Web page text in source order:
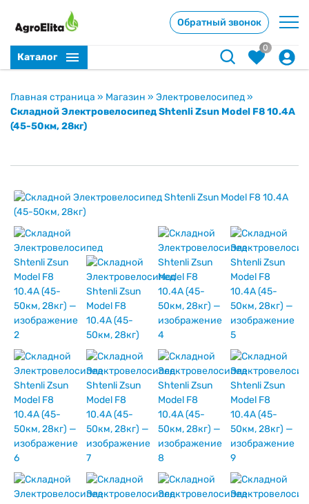
Обратный звонок
Каталог
0
Главная страница » Магазин » Электровелосипед»
Складной Электровелосипед Shtenli Zsun Model F8 10.4A
(45-50км, 28кг)